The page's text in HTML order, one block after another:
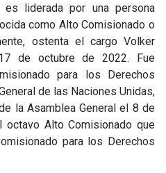
es liderada por una persona
como Alto Comisionado o
ostenta el cargo Volker
de octubre de 2022. Fue
para los Derechos
de las Naciones Unidas,
la Asamblea General el 8 de
Alto Comisionado que
para los Derechos